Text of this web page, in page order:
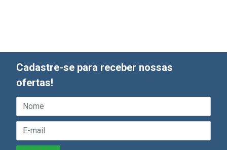
Cadastre-se para receber nossas
ofertas!